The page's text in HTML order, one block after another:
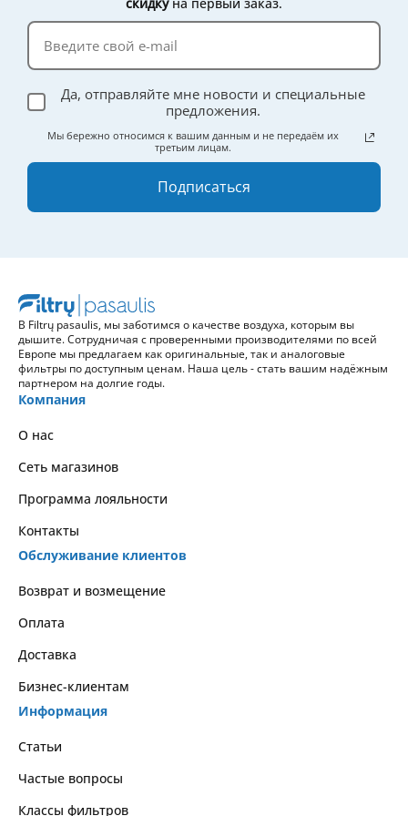
Да, отправляйте мне новости и специальные
предложения.
Мы бережно относимся к вашим данным и не передаём их
третьим лицам.
Подписаться
В Filtrų pasaulis, мы заботимся о качестве воздуха, которым вы
дышите. Сотрудничая с проверенными производителями по всей
Европе мы предлагаем как оригинальные, так и аналоговые
фильтры по доступным ценам. Наша цель - стать вашим надёжным
партнером на долгие годы.
Компания
О нас
Сеть магазинов
Программа лояльности
Контакты
Обслуживание клиентов
Возврат и возмещение
Оплата
Доставка
Бизнес-клиентам
Информация
Статьи
Частые вопросы
Классы фильтров